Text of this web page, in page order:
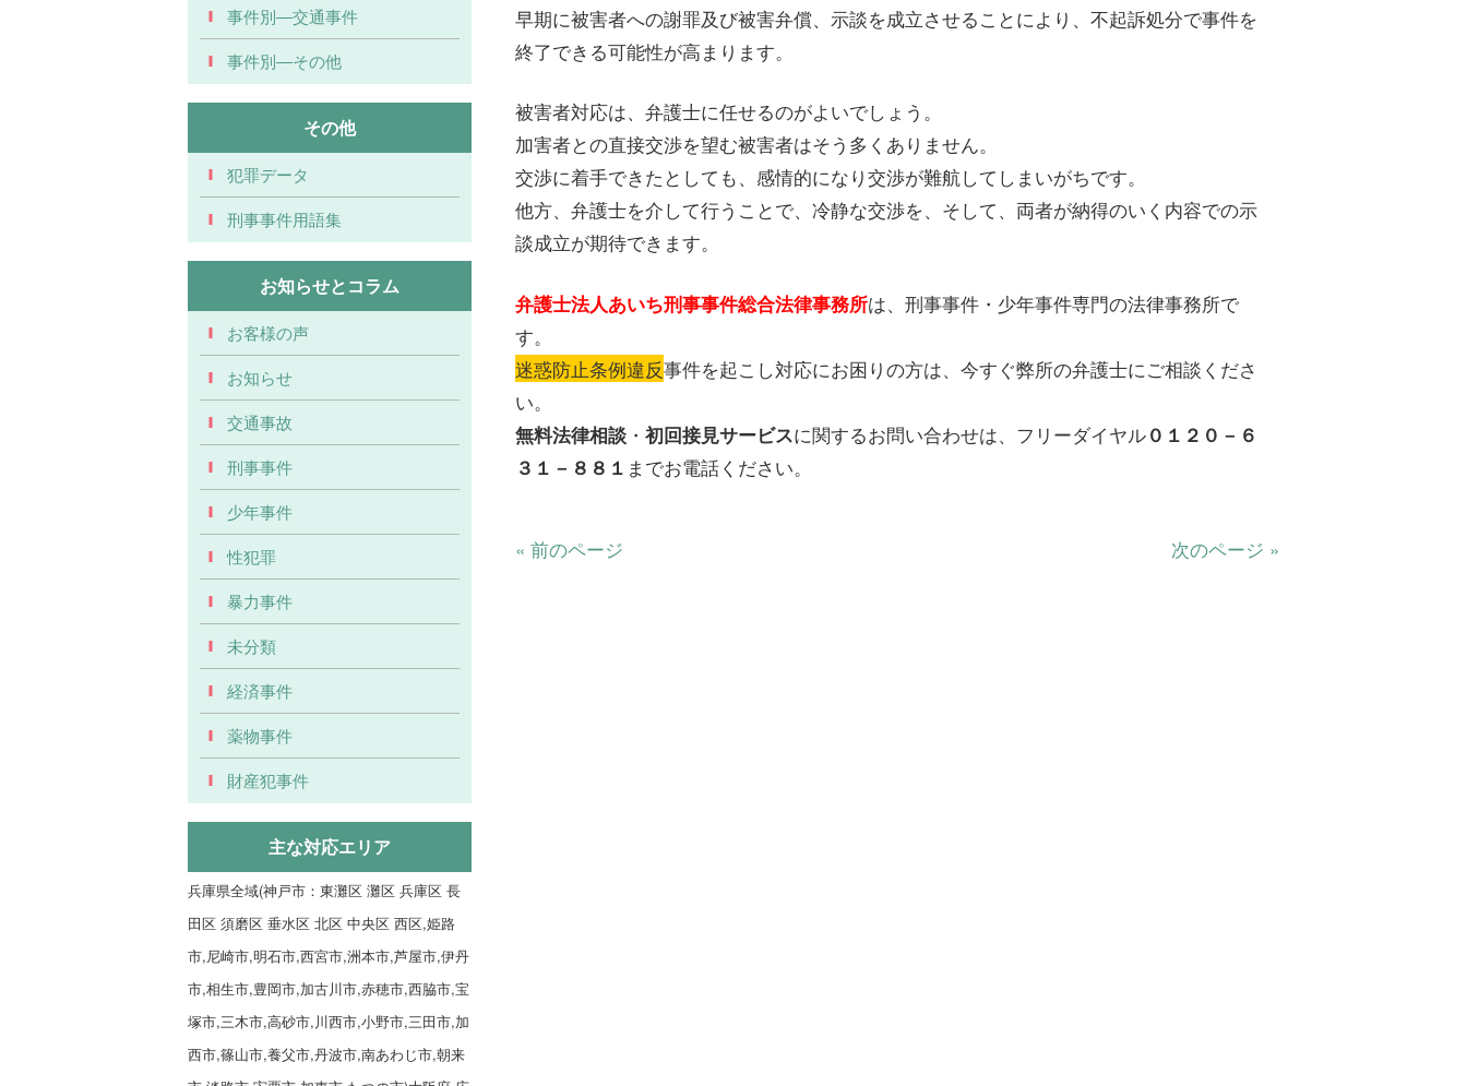
早期に被害者への謝罪及び被害弁償、示談を成立させることにより、不起訴処分で事件を
終了できる可能性が高まります。
被害者対応は、弁護士に任せるのがよいでしょう。
加害者との直接交渉を望む被害者はそう多くありません。
交渉に着手できたとしても、感情的になり交渉が難航してしまいがちです。
他方、弁護士を介して行うことで、冷静な交渉を、そして、両者が納得のいく内容での示
談成立が期待できます。
弁護士法人あいち刑事事件総合法律事務所は、刑事事件・少年事件専門の法律事務所で
す。
迷惑防止条例違反事件を起こし対応にお困りの方は、今すぐ弊所の弁護士にご相談くださ
い。
無料法律相談 ・ 初回接見サービスに関するお問い合わせは、フリーダイヤル０１２０－６
３１－８８１ までお電話ください。
« 前のページ 次のページ »
事件別―交通事件
事件別―その他
その他
犯罪データ
刑事事件用語集
お知らせとコラム
お客様の声
お知らせ
交通事故
刑事事件
少年事件
性犯罪
暴力事件
未分類
経済事件
薬物事件
財産犯事件
主な対応エリア
兵庫県全域(神戸市：東灘区 灘区 兵庫区 長
田区 須磨区 垂水区 北区 中央区 西区,姫路
市,尼崎市,明石市,西宮市,洲本市,芦屋市,伊丹
市,相生市,豊岡市,加古川市,赤穂市,西脇市,宝
塚市,三木市,高砂市,川西市,小野市,三田市,加
西市,篠山市,養父市,丹波市,南あわじ市,朝来